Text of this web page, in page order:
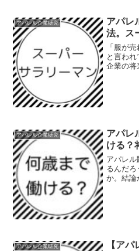
アパレル企業研究
アパレ
法。ス
「服が
と言われ
企業の将
アパレル企業研究
アパレ
ける？
アパレル
るんだろ
か。結論
アパレル企業研究
【ア